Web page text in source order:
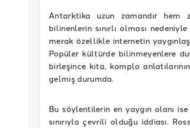
Antarktika uzun zamandır hem
bilinenlerin sınırlı olması
merak özellikle internetin
Popüler kültürde bilinmeyenlere
birleşince kıta, komplo
gelmiş durumda.
Bu söylentilerin en yaygın olanı
sınırıyla çevrili olduğu iddiası.